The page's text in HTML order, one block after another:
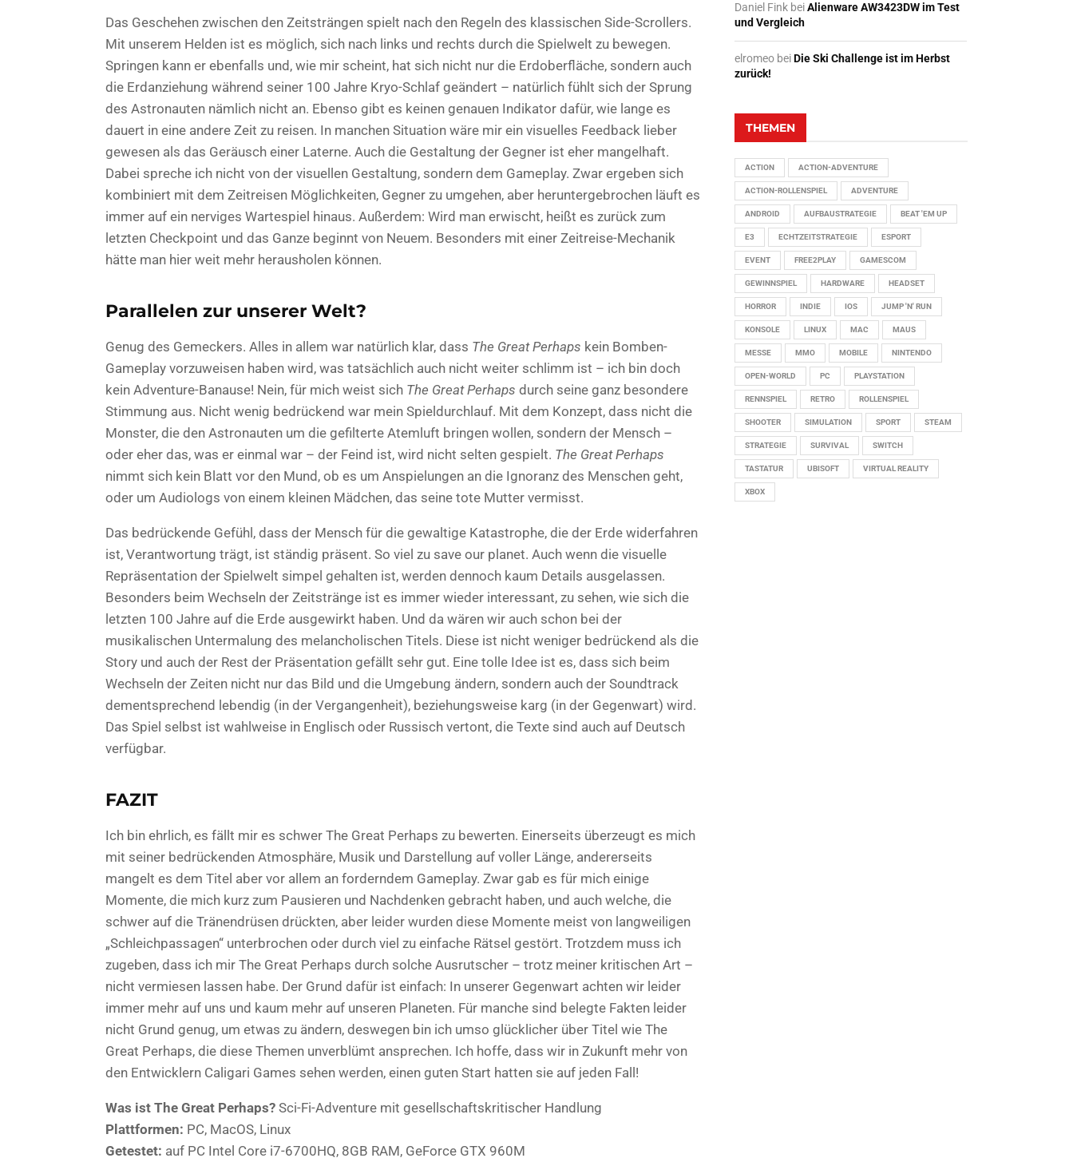
Das Geschehen zwischen den Zeitsträngen spielt nach den Regeln des klassischen Side-Scrollers.
Mit unserem Helden ist es möglich, sich nach links und rechts durch die Spielwelt zu bewegen.
Springen kann er ebenfalls und, wie mir scheint, hat sich nicht nur die Erdoberfläche, sondern auch
die Erdanziehung während seiner 100 Jahre Kryo-Schlaf geändert – natürlich fühlt sich der Sprung
des Astronauten nämlich nicht an. Ebenso gibt es keinen genauen Indikator dafür, wie lange es
dauert in eine andere Zeit zu reisen. In manchen Situation wäre mir ein visuelles Feedback lieber
gewesen als das Geräusch einer Laterne. Auch die Gestaltung der Gegner ist eher mangelhaft.
Dabei spreche ich nicht von der visuellen Gestaltung, sondern dem Gameplay. Zwar ergeben sich
kombiniert mit dem Zeitreisen Möglichkeiten, Gegner zu umgehen, aber heruntergebrochen läuft es
immer auf ein nerviges Wartespiel hinaus. Außerdem: Wird man erwischt, heißt es zurück zum
letzten Checkpoint und das Ganze beginnt von Neuem. Besonders mit einer Zeitreise-Mechanik
hätte man hier weit mehr herausholen können.
Parallelen zur unserer Welt?
Genug des Gemeckers. Alles in allem war natürlich klar, dass The Great Perhaps kein Bomben-
Gameplay vorzuweisen haben wird, was tatsächlich auch nicht weiter schlimm ist – ich bin doch
kein Adventure-Banause! Nein, für mich weist sich The Great Perhaps durch seine ganz besondere
Stimmung aus. Nicht wenig bedrückend war mein Spieldurchlauf. Mit dem Konzept, dass nicht die
Monster, die den Astronauten um die gefilterte Atemluft bringen wollen, sondern der Mensch –
oder eher das, was er einmal war – der Feind ist, wird nicht selten gespielt. The Great Perhaps
nimmt sich kein Blatt vor den Mund, ob es um Anspielungen an die Ignoranz des Menschen geht,
oder um Audiologs von einem kleinen Mädchen, das seine tote Mutter vermisst.
Das bedrückende Gefühl, dass der Mensch für die gewaltige Katastrophe, die der Erde widerfahren
ist, Verantwortung trägt, ist ständig präsent. So viel zu save our planet. Auch wenn die visuelle
Repräsentation der Spielwelt simpel gehalten ist, werden dennoch kaum Details ausgelassen.
Besonders beim Wechseln der Zeitstränge ist es immer wieder interessant, zu sehen, wie sich die
letzten 100 Jahre auf die Erde ausgewirkt haben. Und da wären wir auch schon bei der
musikalischen Untermalung des melancholischen Titels. Diese ist nicht weniger bedrückend als die
Story und auch der Rest der Präsentation gefällt sehr gut. Eine tolle Idee ist es, dass sich beim
Wechseln der Zeiten nicht nur das Bild und die Umgebung ändern, sondern auch der Soundtrack
dementsprechend lebendig (in der Vergangenheit), beziehungsweise karg (in der Gegenwart) wird.
Das Spiel selbst ist wahlweise in Englisch oder Russisch vertont, die Texte sind auch auf Deutsch
verfügbar.
FAZIT
Ich bin ehrlich, es fällt mir es schwer The Great Perhaps zu bewerten. Einerseits überzeugt es mich
mit seiner bedrückenden Atmosphäre, Musik und Darstellung auf voller Länge, andererseits
mangelt es dem Titel aber vor allem an forderndem Gameplay. Zwar gab es für mich einige
Momente, die mich kurz zum Pausieren und Nachdenken gebracht haben, und auch welche, die
schwer auf die Tränendrüsen drückten, aber leider wurden diese Momente meist von langweiligen
„Schleichpassagen“ unterbrochen oder durch viel zu einfache Rätsel gestört. Trotzdem muss ich
zugeben, dass ich mir The Great Perhaps durch solche Ausrutscher – trotz meiner kritischen Art –
nicht vermiesen lassen habe. Der Grund dafür ist einfach: In unserer Gegenwart achten wir leider
immer mehr auf uns und kaum mehr auf unseren Planeten. Für manche sind belegte Fakten leider
nicht Grund genug, um etwas zu ändern, deswegen bin ich umso glücklicher über Titel wie The
Great Perhaps, die diese Themen unverblümt ansprechen. Ich hoffe, dass wir in Zukunft mehr von
den Entwicklern Caligari Games sehen werden, einen guten Start hatten sie auf jeden Fall!
Was ist The Great Perhaps? Sci-Fi-Adventure mit gesellschaftskritischer Handlung
Plattformen: PC, MacOS, Linux
Getestet: auf PC Intel Core i7-6700HQ, 8GB RAM, GeForce GTX 960M
Daniel Fink beiAlienware AW3423DW im Test
und Vergleich
elromeo beiDie Ski Challenge ist im Herbst
zurück!
THEMEN
ACTION ACTION-ADVENTURE
ACTION-ROLLENSPIEL ADVENTURE
ANDROID AUFBAUSTRATEGIE BEAT 'EM UP
E3 ECHTZEITSTRATEGIE ESPORT
EVENT FREE2PLAY GAMESCOM
GEWINNSPIEL HARDWARE HEADSET
HORROR INDIE IOS JUMP 'N' RUN
KONSOLE LINUX MAC MAUS
MESSE MMO MOBILE NINTENDO
OPEN-WORLD PC PLAYSTATION
RENNSPIEL RETRO ROLLENSPIEL
SHOOTER SIMULATION SPORT STEAM
STRATEGIE SURVIVAL SWITCH
TASTATUR UBISOFT VIRTUAL REALITY
XBOX